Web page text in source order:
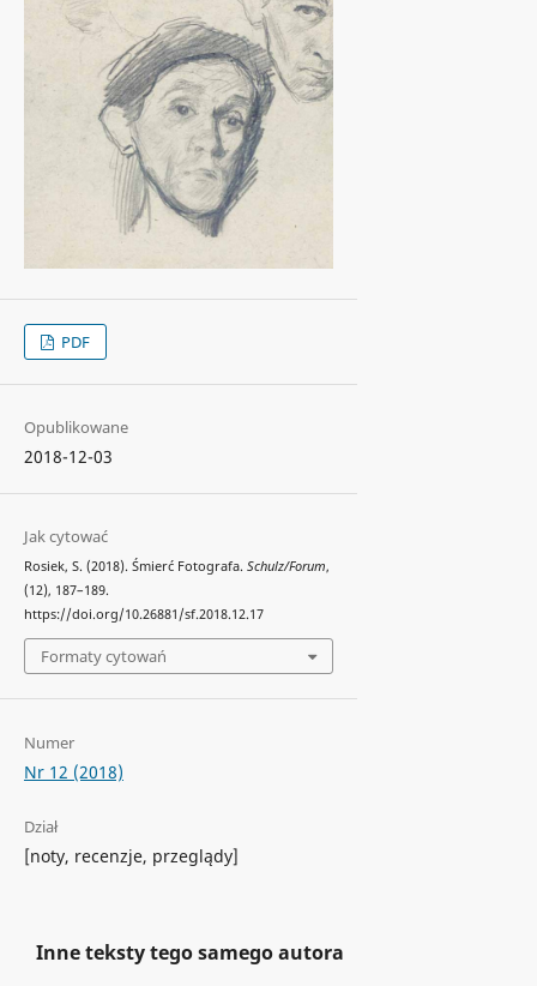
PDF
Opublikowane
2018-12-03
Jak cytować
Rosiek, S. (2018). Śmierć Fotografa. Schulz/Forum,
(12), 187–189.
https://doi.org/10.26881/sf.2018.12.17
Formaty cytowań
Numer
Nr 12 (2018)
Dział
[noty, recenzje, przeglądy]
Inne teksty tego samego autora